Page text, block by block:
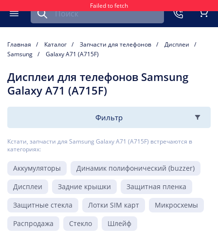
Failed to fetch
Меню
Найти запчасть для мобильного устройства
Главная Каталог Запчасти для телефонов
Дисплеи
Samsung
Galaxy A71 (A715F)
Дисплеи для телефонов Samsung
Galaxy A71 (A715F)
Фильтр
Кстати, запчасти для Samsung Galaxy A71 (A715F) встречаются в
категориях:
Аккумуляторы
Динамик полифонический (buzzer)
Дисплеи
Задние крышки
Защитная пленка
Защитные стекла
Лотки SIM карт
Микросхемы
Распродажа
Стекло Шлейф